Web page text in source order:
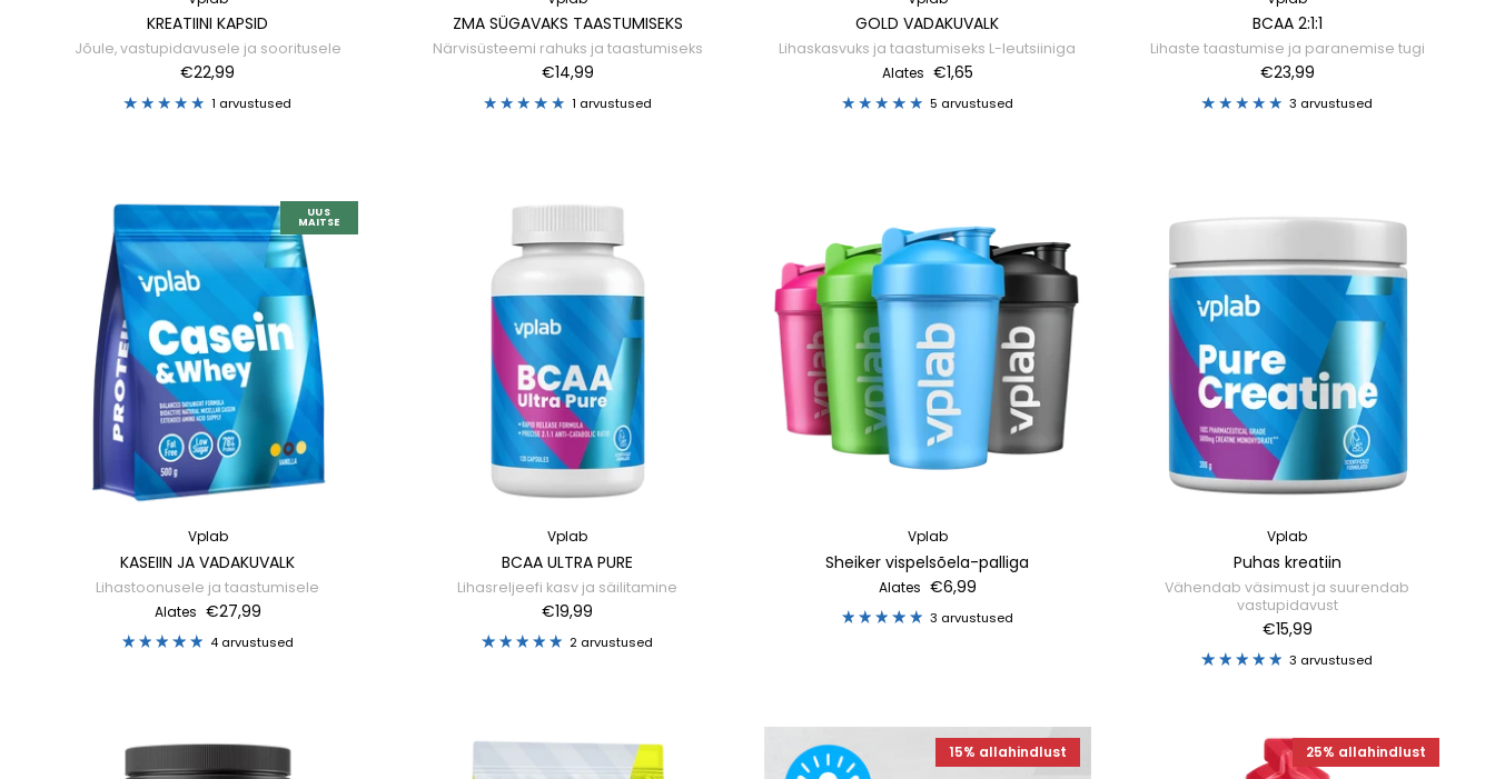
KREATIINI KAPSID
Jõule, vastupidavusele ja sooritusele
€22,99
1 arvustused
ZMA SÜGAVAKS TAASTUMISEKS
Närvisüsteemi rahuks ja taastumiseks
€14,99
1 arvustused
GOLD VADAKUVALK
Lihaskasvuks ja taastumiseks L-leutsiiniga
Alates €1,65
5 arvustused
BCAA 2:1:1
Lihaste taastumise ja paranemise tugi
€23,99
3 arvustused
UUS
MAITSE
Vplab
KASEIIN JA VADAKUVALK
Lihastoonusele ja taastumisele
Alates €27,99
4 arvustused
Vplab
BCAA ULTRA PURE
Lihasreljeefi kasv ja säilitamine
€19,99
2 arvustused
Vplab
Sheiker vispelsõela-palliga
Alates €6,99
3 arvustused
Vplab
Puhas kreatiin
Vähendab väsimust ja suurendab
vastupidavust
€15,99
3 arvustused
15% allahindlust 25% allahindlust